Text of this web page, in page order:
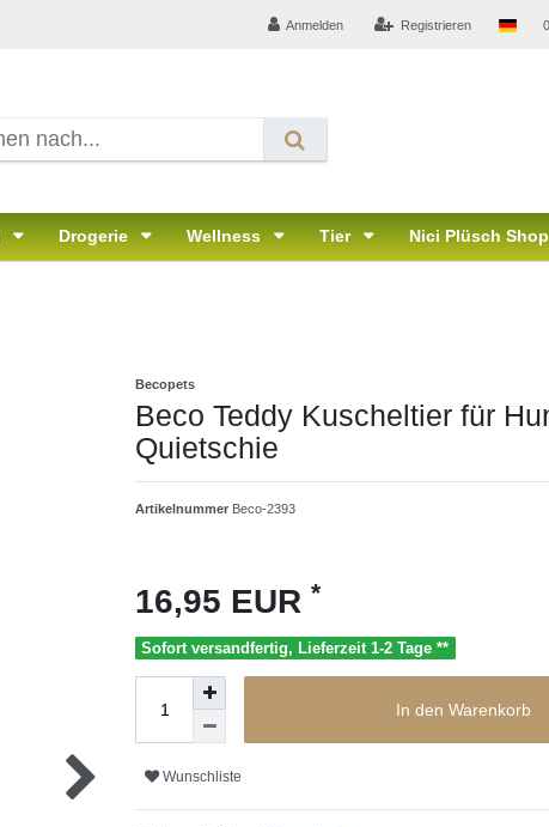
Anmelden Registrieren 0
Drogerie Wellness Tier Nici Plüsch Shop
Becopets
Beco Teddy Kuscheltier für
Quietschie
Artikelnummer Beco-2393
16,95 EUR *
Sofort versandfertig, Lieferzeit 1-2 Tage **
In den Warenkorb
Wunschliste